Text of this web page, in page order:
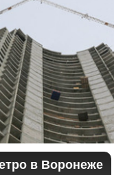
в Воронеже